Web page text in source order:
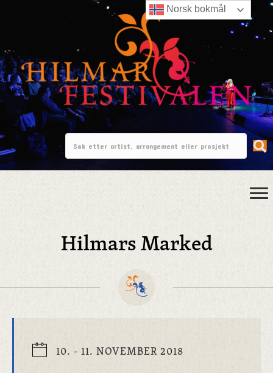
Hilmars Marked
10. - 11. NOVEMBER 2018
Norsk bokmål